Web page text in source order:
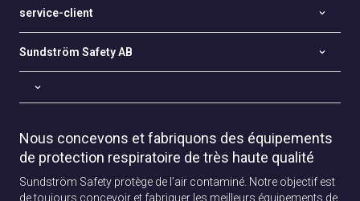
service-client
Sundström Safety AB
Nous concevons et fabriquons des équipements
de protection respiratoire de très haute qualité
Sundström Safety protège de l’air contaminé. Notre objectif est
de toujours concevoir et fabriquer les meilleurs équipements de